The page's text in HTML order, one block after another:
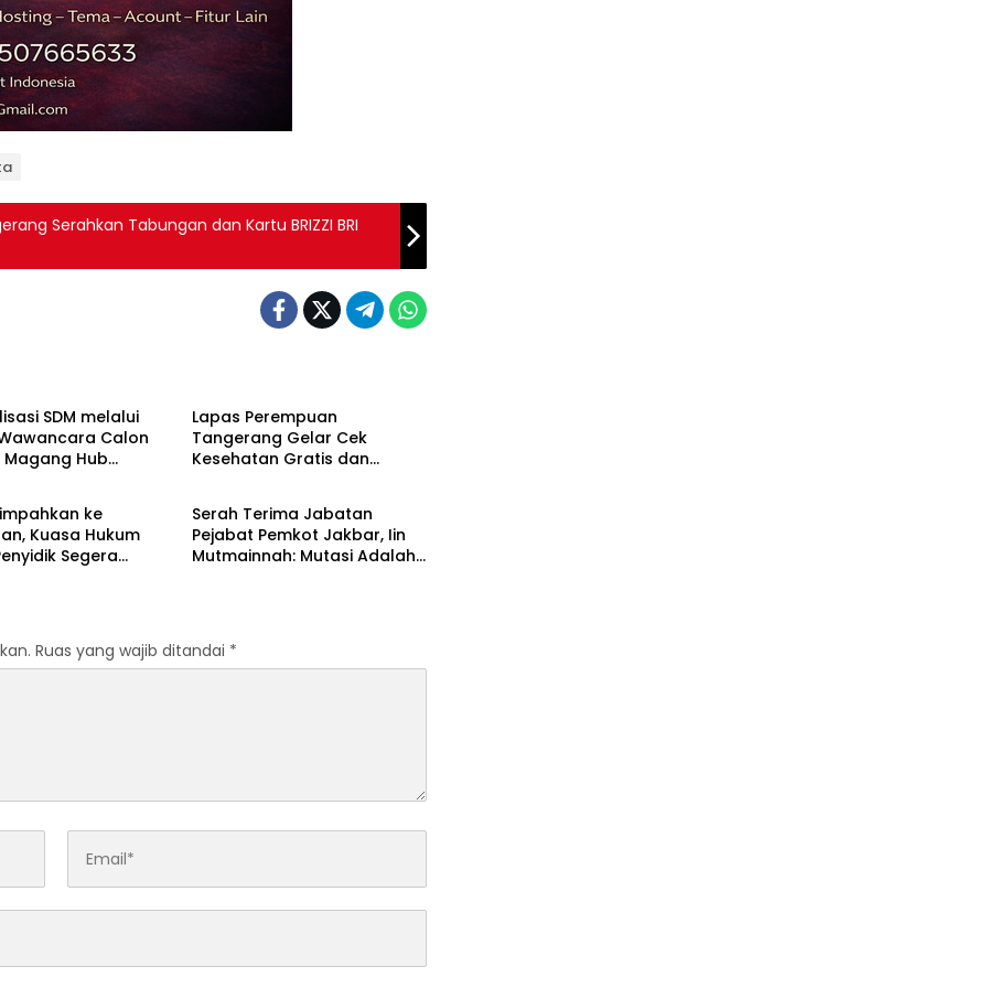
Serahkan Tabungan dan Kartu BRIZZI BRI
SDM melalui
Calon
Magang Hub
Lapas Perempuan
Tangerang Gelar Cek
Kesehatan Gratis dan
Warga Binaan
ke
Kuasa Hukum
Segera
Berita
Serah Terima Jabatan
Pejabat Pemkot Jakbar, Iin
Mutmainnah: Mutasi Adalah
Ruas yang wajib ditandai *